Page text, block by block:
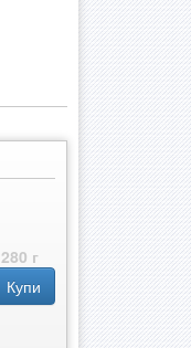
280 г
Купи